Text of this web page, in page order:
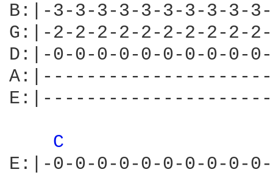
B:|-3-3-3-3-3-3-3-3-3-
G:|-2-2-2-2-2-2-2-2-2-
D:|-0-0-0-0-0-0-0-0-0-
C
E:|-0-0-0-0-0-0-0-0-0-